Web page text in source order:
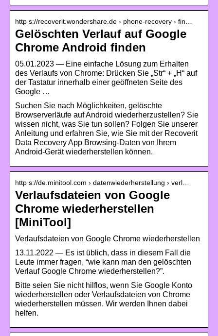
http s://recoverit.wondershare.de › phone-recovery › fin…
Gelöschten Verlauf auf Google
Chrome Android finden
05.01.2023 — Eine einfache Lösung zum Erhalten
des Verlaufs von Chrome: Drücken Sie „Str“ + „H“ auf
der Tastatur innerhalb einer geöffneten Seite des
Google …
Suchen Sie nach Möglichkeiten, gelöschte
Browserverläufe auf Android wiederherzustellen? Sie
wissen nicht, was Sie tun sollen? Folgen Sie unserer
Anleitung und erfahren Sie, wie Sie mit der Recoverit
Data Recovery App Browsing-Daten von Ihrem
Android-Gerät wiederherstellen können.
http s://de.minitool.com › datenwiederherstellung › verl…
Verlaufsdateien von Google
Chrome wiederherstellen
[MiniTool]
Verlaufsdateien von Google Chrome wiederherstellen
13.11.2022 — Es ist üblich, dass in diesem Fall die
Leute immer fragen, “wie kann man den gelöschten
Verlauf Google Chrome wiederherstellen?”.
Bitte seien Sie nicht hilflos, wenn Sie Google Konto
wiederherstellen oder Verlaufsdateien von Chrome
wiederherstellen müssen. Wir werden Ihnen dabei
helfen.